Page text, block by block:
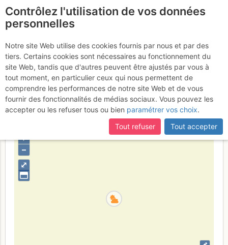
Pointes Lachenal :
Goulotte Pellissier
Jeudi 26
janvier 2017
Haute-Savoie
⤢
+
–
Contrôlez l'utilisation de vos données
personnelles
Notre site Web utilise des cookies fournis par nous et par des
tiers. Certains cookies sont nécessaires au fonctionnement du
site Web, tandis que d'autres peuvent être ajustés par vous à
tout moment, en particulier ceux qui nous permettent de
comprendre les performances de notre site Web et de vous
fournir des fonctionnalités de médias sociaux. Vous pouvez les
accepter ou les refuser tous ou bien paramétrer vos choix.
Tout refuser
Tout accepter